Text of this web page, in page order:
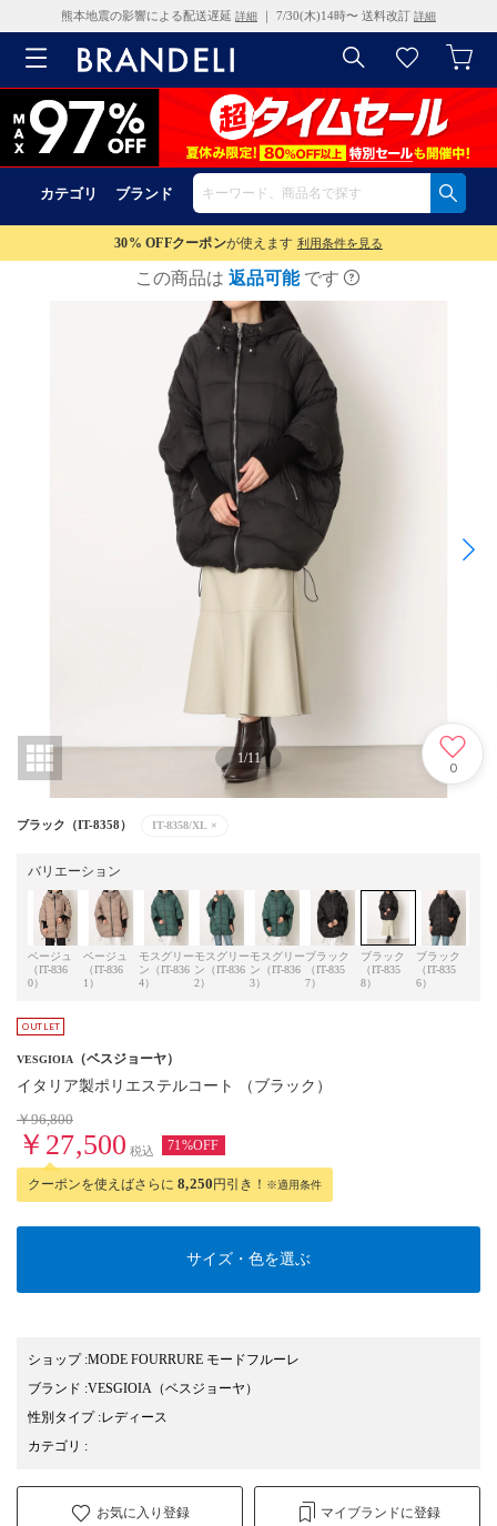
熊本地震の影響による配送遅延 詳細 ｜ 7/30(木)14時〜 送料改訂 詳細
カテゴリ ブランド
30% OFFクーポンが使えます 利用条件を見る
この商品は 返品可能 です
1/11
0
ブラック（IT-8358） IT-8358/XL ×
バリエーション
ベージュ
（IT-836
0）
ベージュ
（IT-836
1）
モスグリー
ン（IT-836
4）
モスグリー
ン（IT-836
2）
モスグリー
ン（IT-836
3）
ブラック
（IT-835
7）
ブラック
（IT-835
8）
ブラック
（IT-835
6）
VESGIOIA （ベスジョーヤ）
イタリア製ポリエステルコート （ブラック）
￥96,800
￥27,500 税込 71%OFF
クーポンを使えばさらに 8,250円引き！ ※適用条件
サイズ・色を選ぶ
ショップ:MODE FOURRURE モードフルーレ
ブランド :VESGIOIA （ベスジョーヤ）
性別タイプ:レディース
カテゴリ :
お気に入り登録 マイブランドに登録